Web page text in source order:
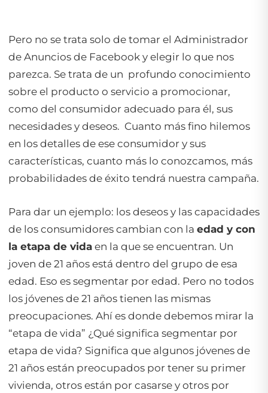
Pero no se trata solo de tomar el Administrador
de Anuncios de Facebook y elegir lo que nos
parezca. Se trata de un profundo conocimiento
sobre el producto o servicio a promocionar,
como del consumidor adecuado para él, sus
necesidades y deseos. Cuanto más fino hilemos
en los detalles de ese consumidor y sus
características, cuanto más lo conozcamos, más
probabilidades de éxito tendrá nuestra campaña.
Para dar un ejemplo: los deseos y las capacidades
de los consumidores cambian con la edad y con
la etapa de vida en la que se encuentran. Un
joven de 21 años está dentro del grupo de esa
edad. Eso es segmentar por edad. Pero no todos
los jóvenes de 21 años tienen las mismas
preocupaciones. Ahí es donde debemos mirar la
“etapa de vida” ¿Qué significa segmentar por
etapa de vida? Significa que algunos jóvenes de
21 años están preocupados por tener su primer
vivienda, otros están por casarse y otros por